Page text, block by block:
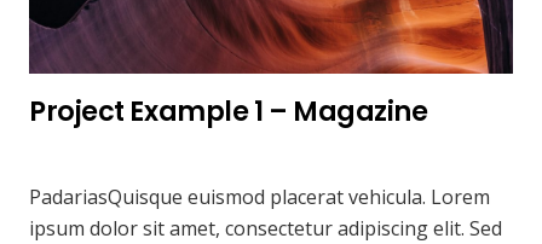
Project Example 1 – Magazine
PadariasQuisque euismod placerat vehicula. Lorem
ipsum dolor sit amet, consectetur adipiscing elit. Sed